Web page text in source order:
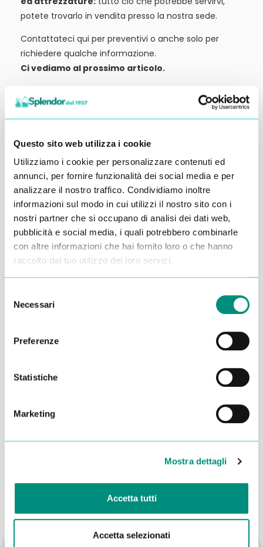
Questo sito web utilizza i cookie
Utilizziamo i cookie per personalizzare contenuti ed
annunci, per fornire funzionalità dei social media e per
analizzare il nostro traffico. Condividiamo inoltre
informazioni sul modo in cui utilizzi il nostro sito con i
nostri partner che si occupano di analisi dei dati web,
pubblicità e social media, i quali potrebbero combinarle
con altre informazioni che hai fornito loro o che hanno
raccolto dal tuo utilizzo dei loro servizi.
delNecessari
Preferenze
Statistiche
Marketing
Mostra dettagli
Accetta tutti
Accetta selezionati
potete trovarlo in vendita presso la nostra sede.
Contattateci qui per preventivi o anche solo per
richiedere qualche informazione.
Ci vediamo al prossimo articolo.
Inserisci i tuoi dati qui, ti ricontatteremo
entro 48 ore
Dichiaro di aver letto la
e acconsento al